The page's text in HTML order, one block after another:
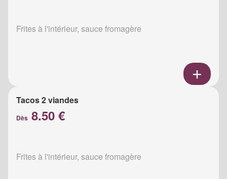
Frites à l'intérieur, sauce fromagère
Tacos 2 viandes
Dès 8.50 €
Frites à l'intérieur, sauce fromagère